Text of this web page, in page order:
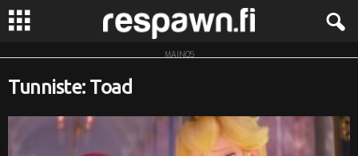
R
MAINOS
Tunniste: Toad